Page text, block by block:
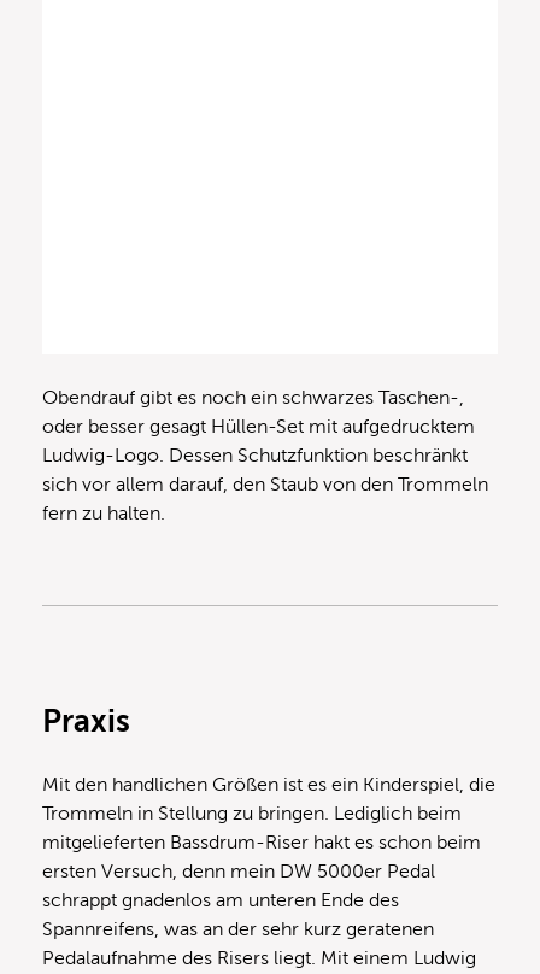
Obendrauf gibt es noch ein schwarzes Taschen-,
oder besser gesagt Hüllen-Set mit aufgedrucktem
Ludwig-Logo. Dessen Schutzfunktion beschränkt
sich vor allem darauf, den Staub von den Trommeln
fern zu halten.
Praxis
Mit den handlichen Größen ist es ein Kinderspiel, die
Trommeln in Stellung zu bringen. Lediglich beim
mitgelieferten Bassdrum-Riser hakt es schon beim
ersten Versuch, denn mein DW 5000er Pedal
schrappt gnadenlos am unteren Ende des
Spannreifens, was an der sehr kurz geratenen
Pedalaufnahme des Risers liegt. Mit einem Ludwig